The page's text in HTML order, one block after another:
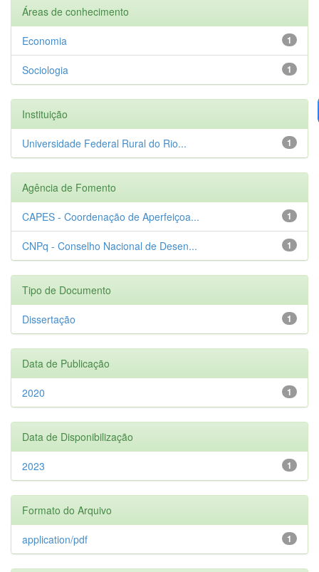
Áreas de conhecimento
1
Economia
1
Sociologia
Instituição
1
Universidade Federal Rural do Rio...
Agência de Fomento
1
CAPES - Coordenação de Aperfeiçoa...
1
CNPq - Conselho Nacional de Desen...
Tipo de Documento
1
Dissertação
Data de Publicação
1
2020
Data de Disponibilização
1
2023
Formato do Arquivo
1
application/pdf